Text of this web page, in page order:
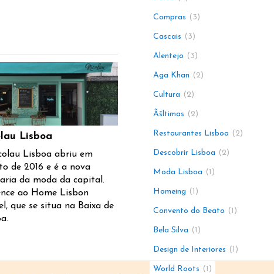
Lisboa
Lisboa abriu em
de 2016 e é a nova
da moda da capital.
ao Home Lisbon
que se situa na Baixa de
Compras 3
Cascais 3
Alentejo 3
Aga Khan 2
Cultura 2
Ãšltimas 2
Restaurantes Lisboa 2
Descobrir Lisboa 2
Moda Lisboa 1
Homeing 1
Convento do Beato 1
Bela Silva 1
Design de Interiores 1
World Roots 1